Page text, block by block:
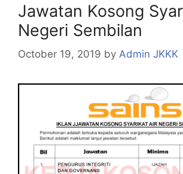
Jawatan Kosong
Negeri Sembilan
October 19, 2019 by Admin JKKK